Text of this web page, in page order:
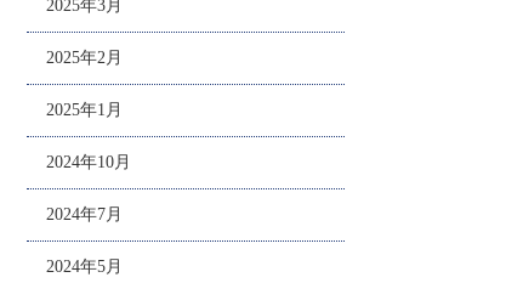
2025年3月
2025年2月
2025年1月
2024年10月
2024年7月
2024年5月